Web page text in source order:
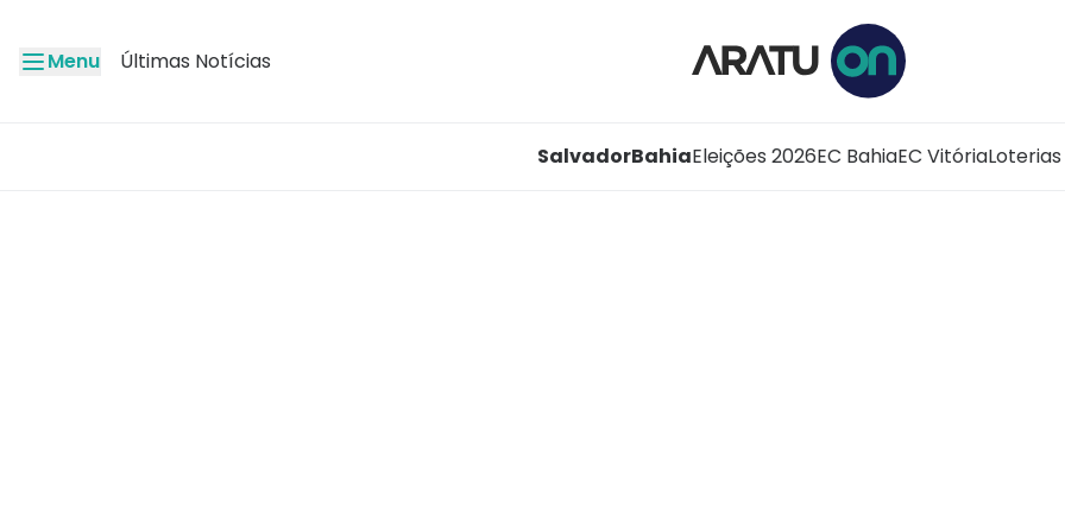
Menu Últimas Notícias
SalvadorBahiaEleições 2026EC BahiaEC VitóriaLoterias